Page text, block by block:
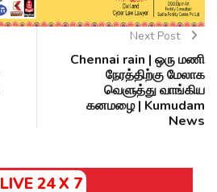
Next Post
Chennai rain | ஒரு மணி
நேரத்திற்கு மேலாக
வெளுத்து வாங்கிய
கனமழை | Kumudam
News
LIVE 24 X 7